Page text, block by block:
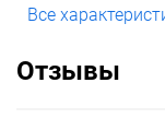
Все
Отзывы